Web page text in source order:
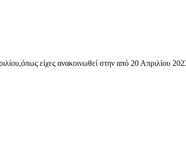
είχες ανακοινωθεί στην από 20 Απριλίου